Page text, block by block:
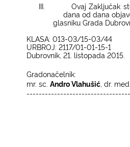
III.
Ovaj Zaključak
dana od dana
glasniku Grada
KLASA: 013-03/15-03/44
URBROJ: 2117/01-01-15-1
Dubrovnik, 21. listopada 2015.
Gradonačelnik:
mr. sc.Andro Vlahušić , dr.